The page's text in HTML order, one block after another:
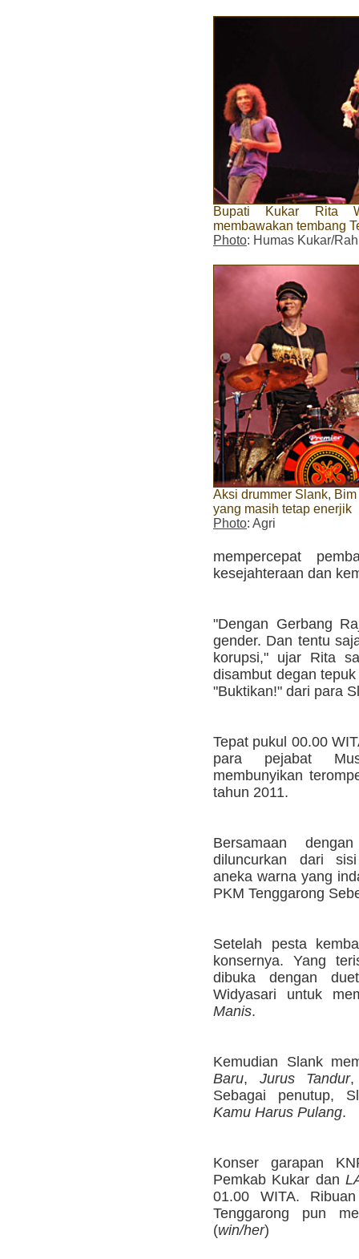
Bupati Kukar Rita
membawakan tembang
Photo: Humas Kukar/
Aksi drummer Slank,
yang masih tetap enerjik
Photo: Agri
mempercepat
kesejahteraan dan
"Dengan Gerbang
gender. Dan tentu
korupsi," ujar Rita
disambut degan
"Buktikan!" dari para
Tepat pukul 00.00
para pejabat
membunyikan
tahun 2011.
Bersamaan
diluncurkan dari
aneka warna yang
PKM Tenggarong
Setelah pesta
konsernya. Yang
dibuka dengan
Widyasari untuk
Manis.
Kemudian Slank
Baru, Jurus Tandur
Sebagai penutup,
Kamu Harus Pulang.
Konser garapan
Pemkab Kukar dan
01.00 WITA.
Tenggarong pun
(win/her)